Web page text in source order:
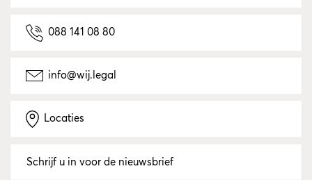
088 141 08 80
info@wij.legal
Locaties